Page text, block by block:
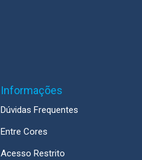
Informações
Dúvidas Frequentes
Entre Cores
Acesso Restrito